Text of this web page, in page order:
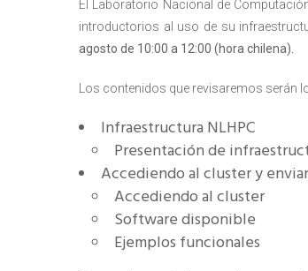
Cumplimiento Legal
El Laboratorio Nacional de
introductorios al uso de su
agosto de 10:00 a 12:00 (hora chilena).
Los contenidos que revisaremos serán
Infraestructura NLHPC
Presentación de
Accediendo al cluster y
Accediendo al cluster
Software disponible
Ejemplos funcionales